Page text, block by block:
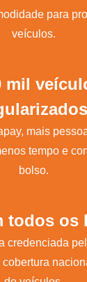
para
veículos.
mil
mais
tempo e
bolso.
todos os
credenciada